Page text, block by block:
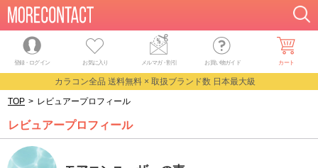
登録・ログイン お気に入り メルマガ・割引 お買い物ガイド カート
カラコン全品 送料無料 × 取扱ブランド数 日本最大級
TOP > レビュアープロフィール
レビュアープロフィール